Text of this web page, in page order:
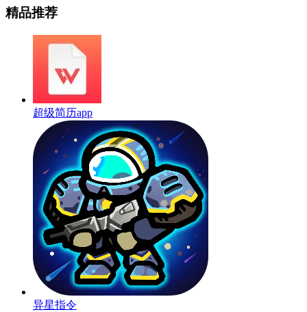
精品推荐
超级简历app
异星指令